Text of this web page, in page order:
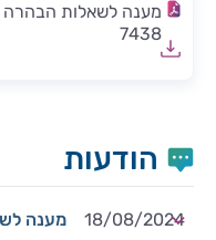
מענה לשאלות הבהרה
7438
הודעות
18/08/2024 מענה